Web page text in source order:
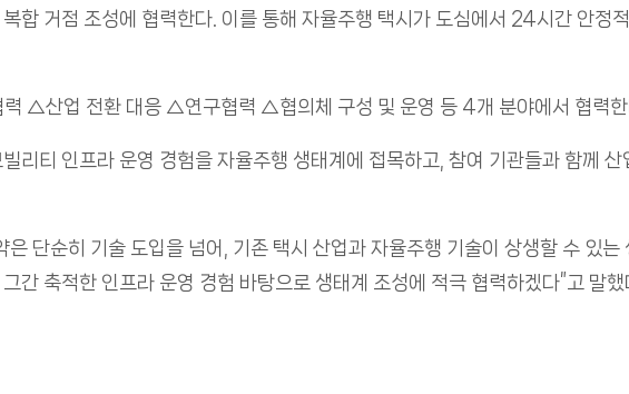
합 거점 조성에 협력한다. 이를 통해 자율주행 택시가 도심에서 24시간 안정
△산업 전환 대응 △연구협력 △협의체 구성 및 운영 등 4개 분야에서 협력한
리티 인프라 운영 경험을 자율주행 생태계에 접목하고, 참여 기관들과 함께 산
은 단순히 기술 도입을 넘어, 기존 택시 산업과 자율주행 기술이 상생할 수 있는
간 축적한 인프라 운영 경험 바탕으로 생태계 조성에 적극 협력하겠다”고 말했